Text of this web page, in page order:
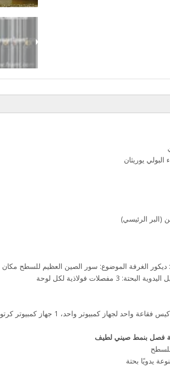
يوريثان
(البر الرئيسي)
ديكور الغرفة الموضوع: سور الصين العظيم للسطح مكان
مفصلات فولاذية لكل لوحة
لجهاز كمبيوتر واحد، 1 جهاز كمبيوتر كرتونة رئيسية